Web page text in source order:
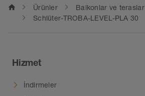
home Ürünler Balkonlar ve teraslar
Schlüter-TROBA-LEVEL-PLA 30
Hizmet
İndirmeler